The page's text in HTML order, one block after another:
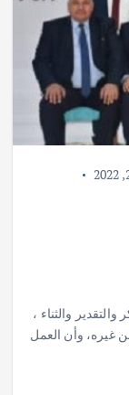
والثناء ،
غيره، وأن العمل